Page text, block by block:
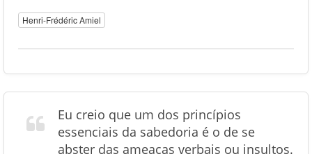
Henri-Frédéric Amiel
Eu creio que um dos princípios
essenciais da sabedoria é o de se
abster das ameaças verbais ou insultos.